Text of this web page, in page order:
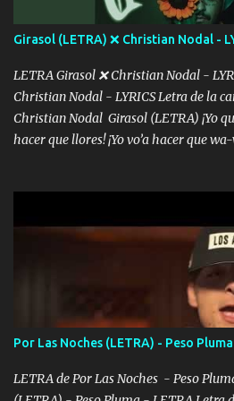
álbum's "José, vibras colores con la
Girasol (LETRA) ❌ Christian Nodal -
LETRA Girasol ❌ Christian Nodal -
Christian Nodal - LYRICS Letra de la
Christian Nodal Girasol (LETRA) ¡Yo
hacer que llores! ¡Yo vo’a hacer que
intentas rimar Pobre payaso que usa
con la gente Dices "Latino Gang" pero
mensajes, m'ijo, hay quе ser
menos se prudente Hoy me sabe a
dientes Por falta de empatía le toca ser
consciente de los followers que
ve el poder que tienes Otro chiste malo
álbum's "José, vibras colores con la
Por Las Noches (LETRA) - Peso
LETRA de Por Las Noches - Peso